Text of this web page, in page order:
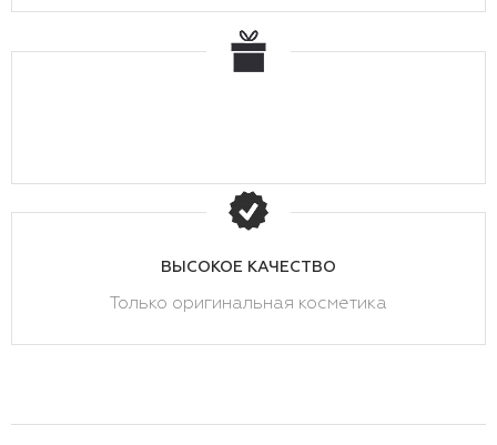
ВЫСОКОЕ КАЧЕСТВО
Только оригинальная косметика